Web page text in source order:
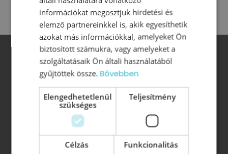
Legfontosabb oldalak:
Szervezetfejlesztés
Dolgozói elégedettségmérés
Csapatelemzés
információkat megosztjuk hirdetési és
elemző partnereinkkel is, akik egyesíthetik
azokat más információkkal, amelyeket Ön
biztosított számukra, vagy amelyeket a
szolgáltatásaik Ön általi használatából
gyűjtöttek össze.Bővebben
Elengedhetetlenül
szükséges
Teljesítmény
Célzás Funkcionalitás